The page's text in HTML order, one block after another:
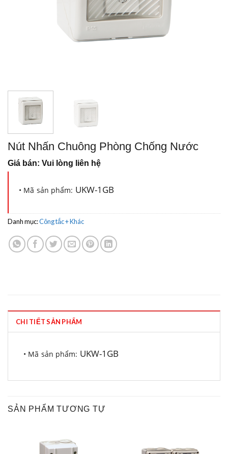
Nút Nhấn Chuông Phòng Chống Nước
Giá bán: Vui lòng liên hệ
• Mã sản phẩm: UKW-1GB
Danh mục:Công tắc + Khác
CHI TIẾT SẢN PHẨM
• Mã sản phẩm: UKW-1GB
SẢN PHẨM TƯƠNG TỰ